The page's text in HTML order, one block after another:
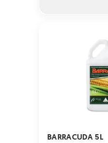
BARRACUDA 5L